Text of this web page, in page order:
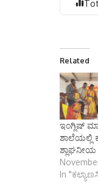
Related
ಇಂಗ್ಲಿಷ್
ಶಾಲೆಯಲ್ಲಿ
ಶ್ಲಾಘನೀಯ
In